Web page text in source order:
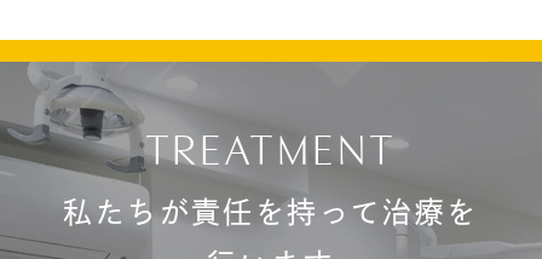
TREATMENT
私たちが責任を持って治療を